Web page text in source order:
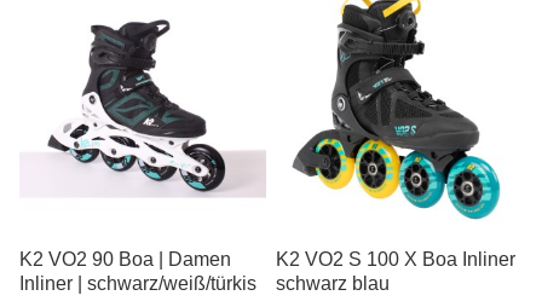
K2 VO2 90 Boa | Damen
Inliner | schwarz/weiß/türkis
K2 VO2 S 100 X Boa Inliner
schwarz blau